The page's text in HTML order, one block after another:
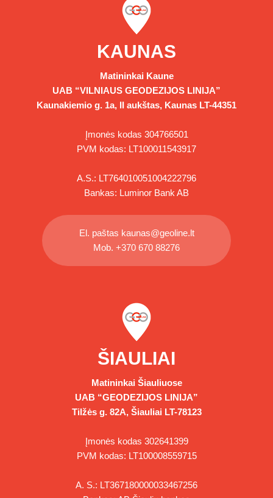
KAUNAS
Matininkai Kaune
UAB “VILNIAUS GEODEZIJOS LINIJA”
Kaunakiemio g. 1a, II aukštas, Kaunas LT-44351
Įmonės kodas 304766501
PVM kodas: LT100011543917
A.S.: LT764010051004222796
Bankas: Luminor Bank AB
El. paštas kaunas@geoline.lt
Mob. +370 670 88276
ŠIAULIAI
Matininkai Šiauliuose
UAB “GEODEZIJOS LINIJA”
Tilžės g. 82A, Šiauliai LT-78123
Įmonės kodas 302641399
PVM kodas: LT100008559715
A. S.: LT367180000033467256